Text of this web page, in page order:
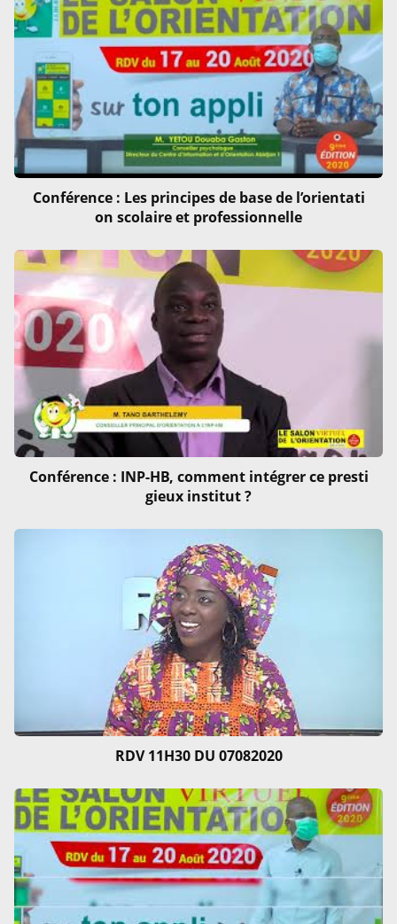
Conférence : Les principes de base de l’orientati
on scolaire et professionnelle
Conférence : INP-HB, comment intégrer ce presti
gieux institut ?
RDV 11H30 DU 07082020